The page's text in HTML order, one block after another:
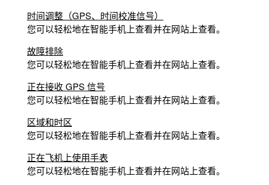
时间调整（GPS、时间校准信号）
您可以轻松地在智能手机上查看并在网站上查看。
故障排除
您可以轻松地在智能手机上查看并在网站上查看。
正在接收 GPS 信号
您可以轻松地在智能手机上查看并在网站上查看。
区域和时区
您可以轻松地在智能手机上查看并在网站上查看。
正在飞机上使用手表
您可以轻松地在智能手机上查看并在网站上查看。